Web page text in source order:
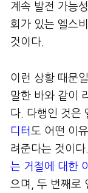
계속 발전 가능
회가 있는 엘스
것이다.
이런 상황 때문
말한 바와 같이
다. 다행인 것은
디터 도 어떤 이
려준다는 것이다.
는 거절에 대한
으며, 두 번째로